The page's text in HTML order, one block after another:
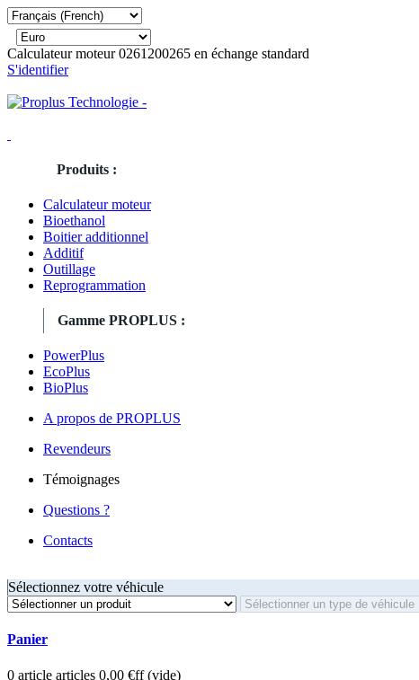
Calculateur moteur 0261200265 en échange standard
S'identifier
Produits :
Calculateur moteur
Bioethanol
Boitier additionnel
Additif
Outillage
Reprogrammation
Gamme PROPLUS :
PowerPlus
EcoPlus
BioPlus
A propos de PROPLUS
Revendeurs
Témoignages
Questions ?
Contacts
Sélectionnez votre véhicule
Panier
0 article articles 0,00 €ff (vide)